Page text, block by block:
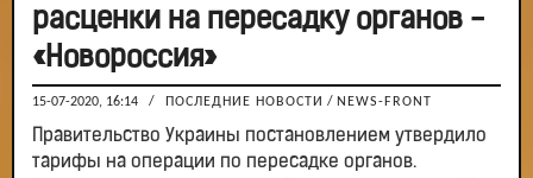
расценки на пересадку органов -
«Новороссия»
15-07-2020, 16:14 / ПОСЛЕДНИЕ НОВОСТИ / NEWS-FRONT
Правительство Украины постановлением утвердило
тарифы на операции по пересадке органов.